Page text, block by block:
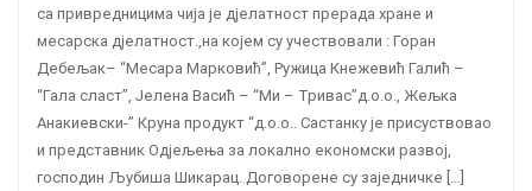
са привредницима чија је дјелатност прерада хране и
месарска дјелатност.,на којем су учествовали : Горан
Дебељак– “Месара Марковић”, Ружица Кнежевић Галић –
“Гала сласт”, Јелена Васић – “Ми – Тривас”д.о.о., Жељка
Анакиевски-” Круна продукт “д.о.о.. Састанку је присуствовао
и представник Одјељења за локално економски развој,
господин Љубиша Шикарац. Договорене су заједничке […]